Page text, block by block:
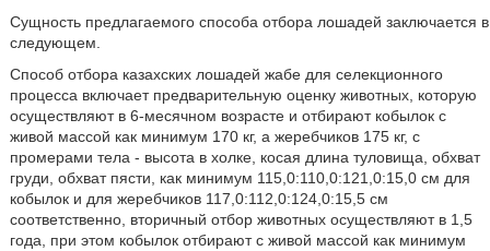
Сущность предлагаемого способа отбора лошадей заключается в
следующем.
Способ отбора казахских лошадей жабе для селекционного
процесса включает предварительную оценку животных, которую
осуществляют в 6-месячном возрасте и отбирают кобылок с
живой массой как минимум 170 кг, а жеребчиков 175 кг, с
промерами тела - высота в холке, косая длина туловища, обхват
груди, обхват пясти, как минимум 115,0:110,0:121,0:15,0 см для
кобылок и для жеребчиков 117,0:112,0:124,0:15,5 см
соответственно, вторичный отбор животных осуществляют в 1,5
года, при этом кобылок отбирают с живой массой как минимум